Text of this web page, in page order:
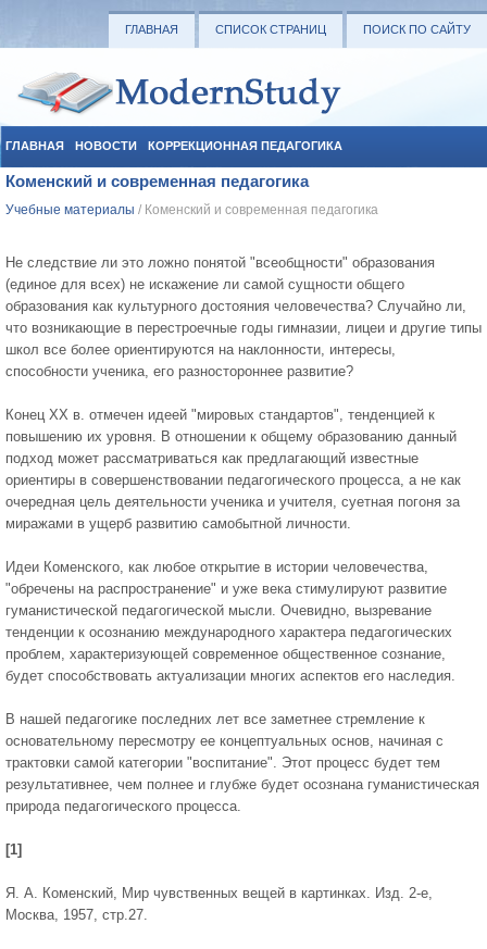
ГЛАВНАЯ СПИСОК СТРАНИЦ ПОИСК ПО САЙТУ
ГЛАВНАЯ НОВОСТИ КОРРЕКЦИОННАЯ ПЕДАГОГИКА
СОЦИАЛЬНАЯ ПЕДАГОГИКА УЧЕБНЫЕ МАТЕРИАЛЫ
Коменский и современная педагогика
Учебные материалы / Коменский и современная педагогика
Не следствие ли это ложно понятой "всеобщности" образования
(единое для всех) не искажение ли самой сущности общего
образования как культурного достояния человечества? Случайно ли,
что возникающие в перестроечные годы гимназии, лицеи и другие типы
школ все более ориентируются на наклонности, интересы,
способности ученика, его разностороннее развитие?
Конец ХХ в. отмечен идеей "мировых стандартов", тенденцией к
повышению их уровня. В отношении к общему образованию данный
подход может рассматриваться как предлагающий известные
ориентиры в совершенствовании педагогического процесса, а не как
очередная цель деятельности ученика и учителя, суетная погоня за
миражами в ущерб развитию самобытной личности.
Идеи Коменского, как любое открытие в истории человечества,
"обречены на распространение" и уже века стимулируют развитие
гуманистической педагогической мысли. Очевидно, вызревание
тенденции к осознанию международного характера педагогических
проблем, характеризующей современное общественное сознание,
будет способствовать актуализации многих аспектов его наследия.
В нашей педагогике последних лет все заметнее стремление к
основательному пересмотру ее концептуальных основ, начиная с
трактовки самой категории "воспитание". Этот процесс будет тем
результативнее, чем полнее и глубже будет осознана гуманистическая
природа педагогического процесса.
[1]
Я. А. Коменский, Мир чувственных вещей в картинках. Изд. 2-е,
Москва, 1957, стр.27.